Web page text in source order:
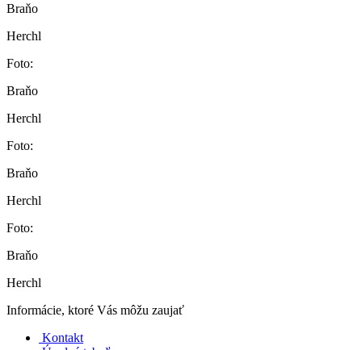
Braňo
Herchl
Foto:
Braňo
Herchl
Foto:
Braňo
Herchl
Foto:
Braňo
Herchl
Informácie, ktoré Vás môžu zaujať
Kontakt